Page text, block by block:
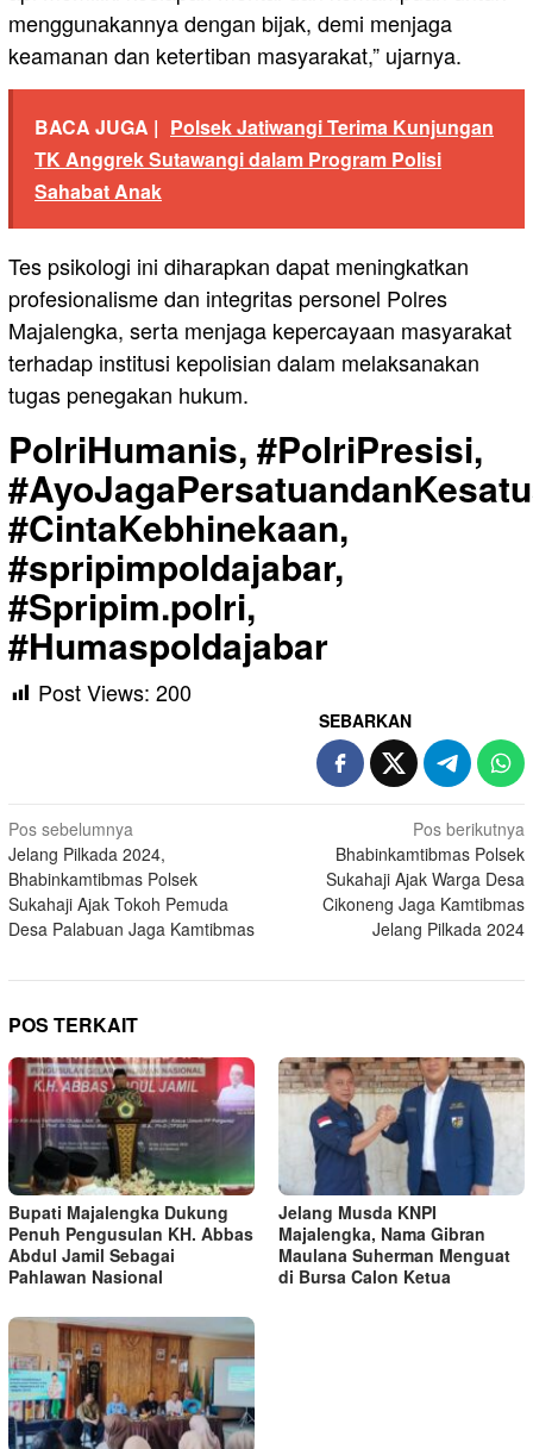
menggunakannya dengan bijak, demi menjaga
keamanan dan ketertiban masyarakat,” ujarnya.
BACA JUGA | Polsek Jatiwangi Terima Kunjungan
TK Anggrek Sutawangi dalam Program Polisi
Sahabat Anak
Tes psikologi ini diharapkan dapat meningkatkan
profesionalisme dan integritas personel Polres
Majalengka, serta menjaga kepercayaan masyarakat
terhadap institusi kepolisian dalam melaksanakan
tugas penegakan hukum.
PolriHumanis, #PolriPresisi,
#CintaKebhinekaan,
#spripimpoldajabar,
#Spripim.polri,
#Humaspoldajabar
Post Views: 200
SEBARKAN
Navigasi
pos
Pos sebelumnya
Jelang Pilkada 2024,
Bhabinkamtibmas Polsek
Sukahaji Ajak Tokoh Pemuda
Desa Palabuan Jaga Kamtibmas
Pos berikutnya
Bhabinkamtibmas Polsek
Sukahaji Ajak Warga Desa
Cikoneng Jaga Kamtibmas
Jelang Pilkada 2024
POS TERKAIT
Bupati Majalengka Dukung
Penuh Pengusulan KH. Abbas
Abdul Jamil Sebagai
Pahlawan Nasional
Jelang Musda KNPI
Majalengka, Nama Gibran
Maulana Suherman Menguat
di Bursa Calon Ketua